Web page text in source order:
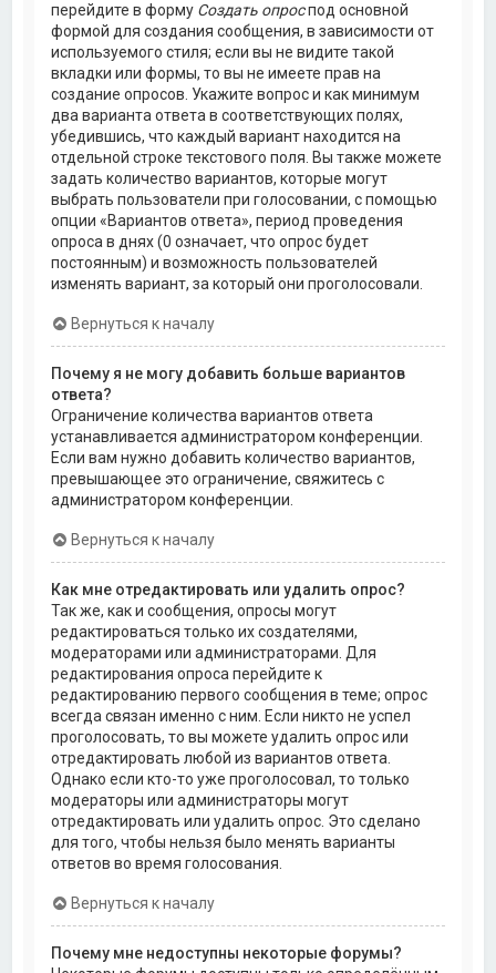
перейдите в форму Создать опроспод основной
формой для создания сообщения, в зависимости от
используемого стиля; если вы не видите такой
вкладки или формы, то вы не имеете прав на
создание опросов. Укажите вопрос и как минимум
два варианта ответа в соответствующих полях,
убедившись, что каждый вариант находится на
отдельной строке текстового поля. Вы также можете
задать количество вариантов, которые могут
выбрать пользователи при голосовании, с помощью
опции «Вариантов ответа», период проведения
опроса в днях (0 означает, что опрос будет
постоянным) и возможность пользователей
изменять вариант, за который они проголосовали.
Вернуться к началу
Почему я не могу добавить больше вариантов
ответа?
Ограничение количества вариантов ответа
устанавливается администратором конференции.
Если вам нужно добавить количество вариантов,
превышающее это ограничение, свяжитесь с
администратором конференции.
Вернуться к началу
Как мне отредактировать или удалить опрос?
Так же, как и сообщения, опросы могут
редактироваться только их создателями,
модераторами или администраторами. Для
редактирования опроса перейдите к
редактированию первого сообщения в теме; опрос
всегда связан именно с ним. Если никто не успел
проголосовать, то вы можете удалить опрос или
отредактировать любой из вариантов ответа.
Однако если кто-то уже проголосовал, то только
модераторы или администраторы могут
отредактировать или удалить опрос. Это сделано
для того, чтобы нельзя было менять варианты
ответов во время голосования.
Вернуться к началу
Почему мне недоступны некоторые форумы?